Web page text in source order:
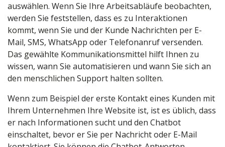
auswählen. Wenn Sie Ihre Arbeitsabläufe beobachten,
werden Sie feststellen, dass es zu Interaktionen
kommt, wenn Sie und der Kunde Nachrichten per E-
Mail, SMS, WhatsApp oder Telefonanruf versenden.
Das gewählte Kommunikationsmittel hilft Ihnen zu
wissen, wann Sie automatisieren und wann Sie sich an
den menschlichen Support halten sollten.
Wenn zum Beispiel der erste Kontakt eines Kunden mit
Ihrem Unternehmen Ihre Website ist, ist es üblich, dass
er nach Informationen sucht und den Chatbot
einschaltet, bevor er Sie per Nachricht oder E-Mail